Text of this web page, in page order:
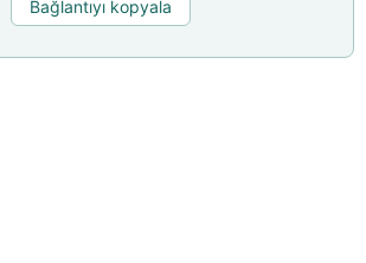
Bağlantıyı kopyala